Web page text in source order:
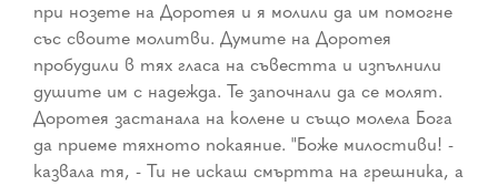
при нозете на Доротея и я молили да им помогне
със своите молитви. Думите на Доротея
пробудили в тях гласа на съвестта и изпълнили
душите им с надежда. Те започнали да се молят.
Доротея застанала на колене и също молела Бога
да приеме тяхното покаяние. "Боже милостиви! -
казвала тя, - Ти не искаш смъртта на грешника, а